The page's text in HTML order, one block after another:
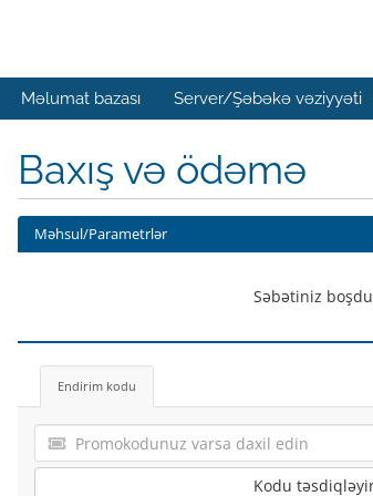
Məlumat bazası Server/Şəbəkə vəziyyəti
Baxış və ödəmə
Məhsul/Parametrlər
Səbətiniz
Endirim kodu
Kodu